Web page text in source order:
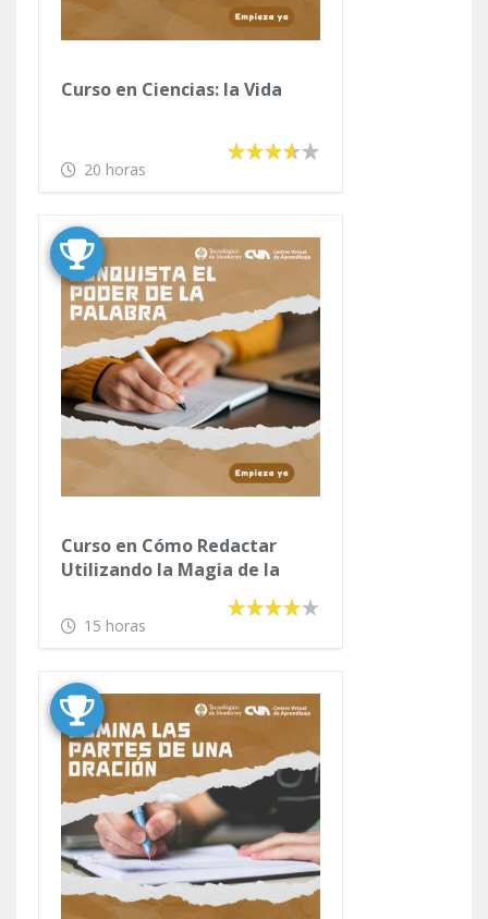
Curso en Ciencias: la Vida
20 horas
Curso en Cómo Redactar
Utilizando la Magia de la
15 horas